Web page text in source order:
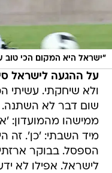
"ישראל היא המקום הכי טוב
על ההגעה לישראל
ולא שיחקתי. עשיתי
שום דבר לא השתנה.
ממישהו מהמועדון:
מיד השבתי: 'כן'. זה
הספסל. בבוקר
לישראל. אפילו לא